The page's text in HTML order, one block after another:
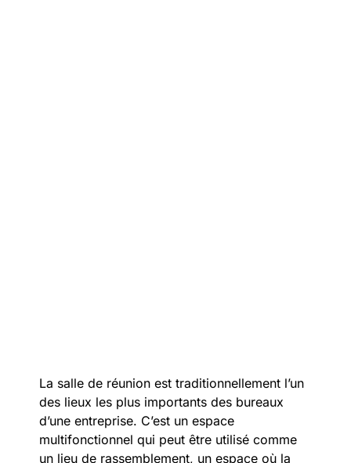
La salle de réunion est traditionnellement l’un
des lieux les plus importants des bureaux
d’une entreprise. C’est un espace
multifonctionnel qui peut être utilisé comme
un lieu de rassemblement, un espace où la